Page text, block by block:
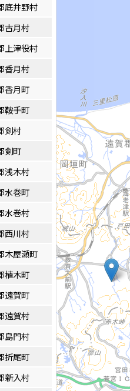
底井野村
古月村
上津役村
香月村
香月町
鞍手町
剣村
剣町
浅木村
水巻町
水巻村
西川村
木屋瀬町
植木町
遠賀町
遠賀村
島門村
折尾町
新入村